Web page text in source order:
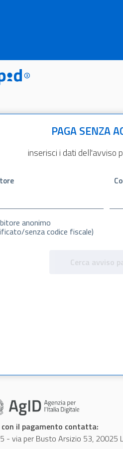
PAGA SENZA
inserisci i dati dell'avviso
anonimo
senza codice fiscale)
Cerca avviso
il pagamento contatta:
via per Busto Arsizio 53, 20025